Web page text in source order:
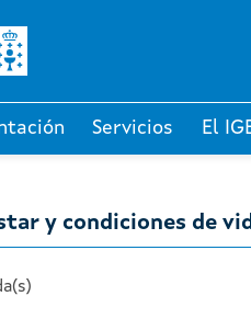
Servicios El
y condiciones de